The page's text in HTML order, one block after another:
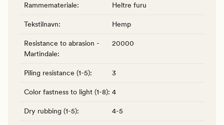
Rammemateriale: Heltre furu
Tekstilnavn: Hemp
Resistance to abrasion -
Martindale:
20000
Piling resistance (1-5): 3
Color fastness to light (1-8): 4
Dry rubbing (1-5): 4-5